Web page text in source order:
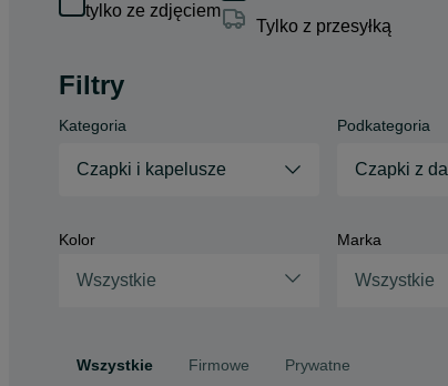
tylko ze zdjęciem
Tylko z przesyłką
Filtry
Kategoria
Czapki i kapelusze
Podkategoria
Czapki z
Kolor
Wszystkie
Marka
Wszystkie
Wszystkie Firmowe Prywatne